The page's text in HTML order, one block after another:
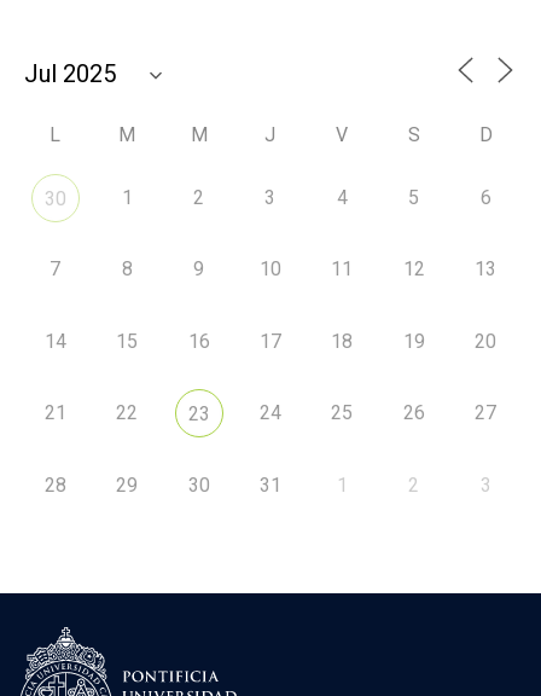
L M M J V S D
30 1 2 3 4 5 6
7 8 9 10 11 12 13
14 15 16 17 18 19 20
21 22 23 24 25 26 27
28 29 30 31 1 2 3